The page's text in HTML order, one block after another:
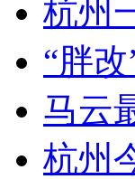
杭州
“胖
马云
杭州